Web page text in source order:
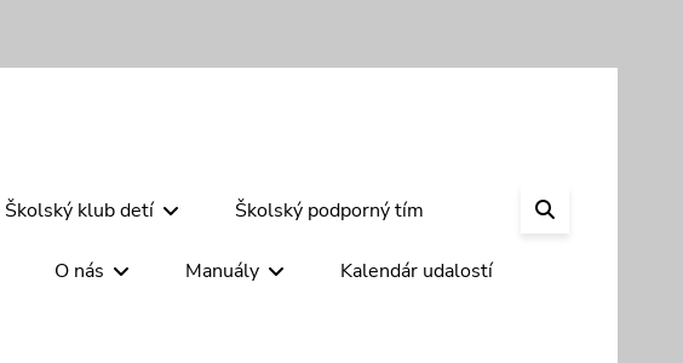
Školský klub detí Školský podporný tím
O nás Manuály Kalendár udalostí